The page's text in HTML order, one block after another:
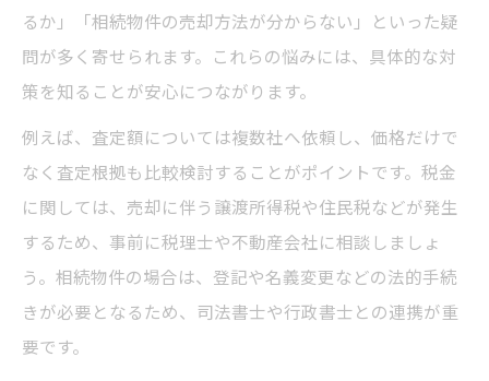
不動産売却の手続きで必要な準備と相談方
るか」「相続物件の売却方法が分からない」といった疑
問が多く寄せられます。これらの悩みには、具体的な対
策を知ることが安心につながります。
例えば、査定額については複数社へ依頼し、価格だけで
なく査定根拠も比較検討することがポイントです。税金
に関しては、売却に伴う譲渡所得税や住民税などが発生
するため、事前に税理士や不動産会社に相談しましょ
う。相続物件の場合は、登記や名義変更などの法的手続
きが必要となるため、司法書士や行政書士との連携が重
要です。